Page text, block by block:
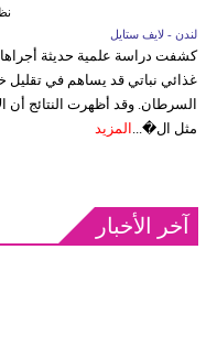
لندن - لايف ستايل
كشفت دراسة علمية حديثة أجراها
غذائي نباتي قد يساهم في تقليل
السرطان. وقد أظهرت النتائج أن
مثل ال�...
المزيد
آخر الأخبار